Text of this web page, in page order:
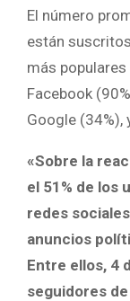
El número
están
más
Facebook
Google (34%),
«Sobre la
el 51% de los
redes
anuncios
Entre ellos, 4
seguidores